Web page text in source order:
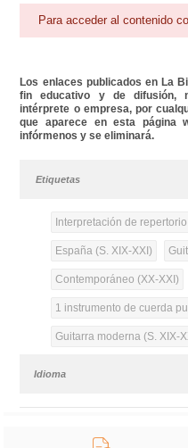
Para acceder al contenido
Los enlaces publicados en La
fin educativo y de difusión,
intérprete o empresa, por
que aparece en esta página
infórmenos y se eliminará.
Etiquetas
Interpretación de
España (S. XIX-XXI)
Contemporáneo (XX-XXI)
1 instrumento de cuerda
Guitarra moderna (S. XIX-
Idioma